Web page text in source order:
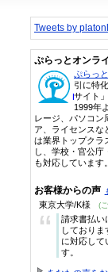
Tweets by
ぷらっとオンラ
ぷらっ
引に特
サイト」
1999年
レージ、パソコン
ア、ライセンスな
は業界トップクラ
し、学校・官公庁
も対応しています。
お客様からの声
東京大学/K様 (
“
請求書払い
しており
に対応して
す。